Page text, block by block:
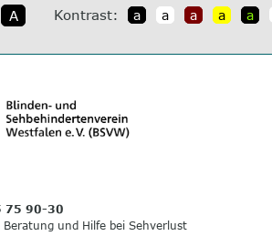
A
Kontrast: a a a a a
75 90-30
Beratung und Hilfe bei Sehverlust